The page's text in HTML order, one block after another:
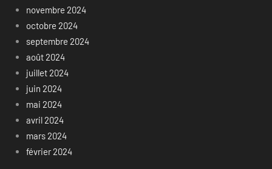
novembre 2024
octobre 2024
septembre 2024
août 2024
juillet 2024
juin 2024
mai 2024
avril 2024
mars 2024
février 2024